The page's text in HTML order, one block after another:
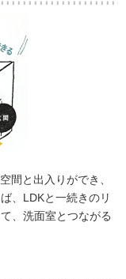
間と出入りができ、
、LDKと一続きのリ
、洗面室とつながる